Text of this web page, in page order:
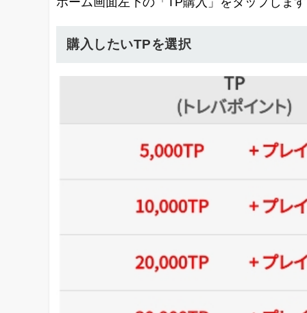
購入したいTPを選択